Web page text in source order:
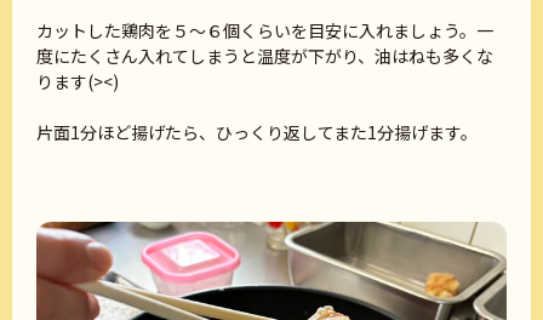
カットした鶏肉を５～６個くらいを目安に入れましょう。一
度にたくさん入れてしまうと温度が下がり、油はねも多くな
ります(><)
片面1分ほど揚げたら、ひっくり返してまた1分揚げます。